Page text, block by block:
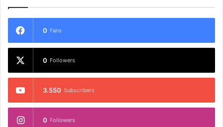
0 Fans
0 Followers
3.550 Subscribers
0 Followers